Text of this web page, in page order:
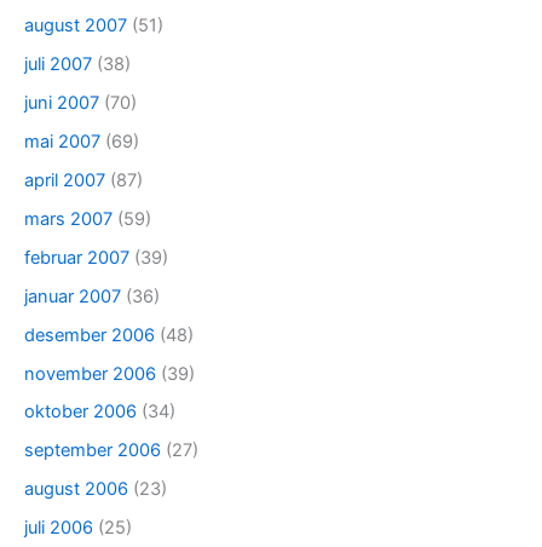
august 2007 (51)
juli 2007 (38)
juni 2007 (70)
mai 2007 (69)
april 2007 (87)
mars 2007 (59)
februar 2007 (39)
januar 2007 (36)
desember 2006 (48)
november 2006 (39)
oktober 2006 (34)
september 2006 (27)
august 2006 (23)
juli 2006 (25)